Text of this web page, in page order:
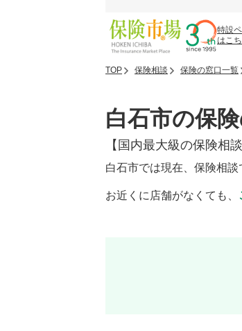
特設
はこ
TOP 保険相談 保険の窓口一覧
白石市の保
【国内最大級の保険相
白石市では現在、保険相談
お近くに店舗がなくても、